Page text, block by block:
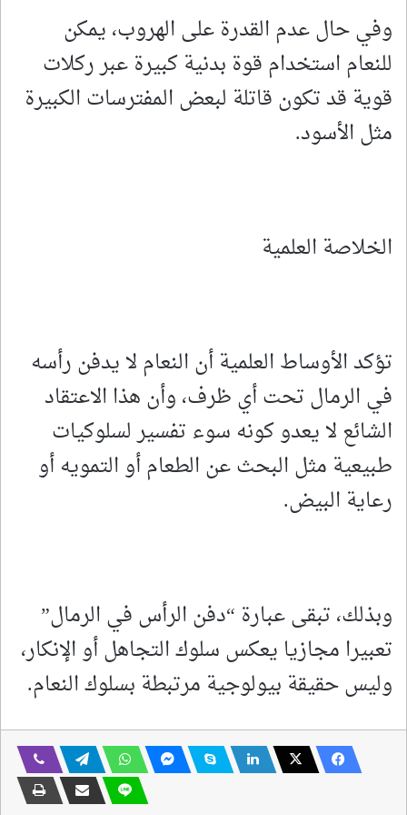
وفي حال عدم القدرة على الهروب، يمكن
للنعام استخدام قوة بدنية كبيرة عبر ركلات
قوية قد تكون قاتلة لبعض المفترسات الكبيرة
مثل الأسود.
الخلاصة العلمية
تؤكد الأوساط العلمية أن النعام لا يدفن رأسه
في الرمال تحت أي ظرف، وأن هذا الاعتقاد
الشائع لا يعدو كونه سوء تفسير لسلوكيات
طبيعية مثل البحث عن الطعام أو التمويه أو
رعاية البيض.
وبذلك، تبقى عبارة “دفن الرأس في الرمال”
تعبيرا مجازيا يعكس سلوك التجاهل أو الإنكار،
وليس حقيقة بيولوجية مرتبطة بسلوك النعام.